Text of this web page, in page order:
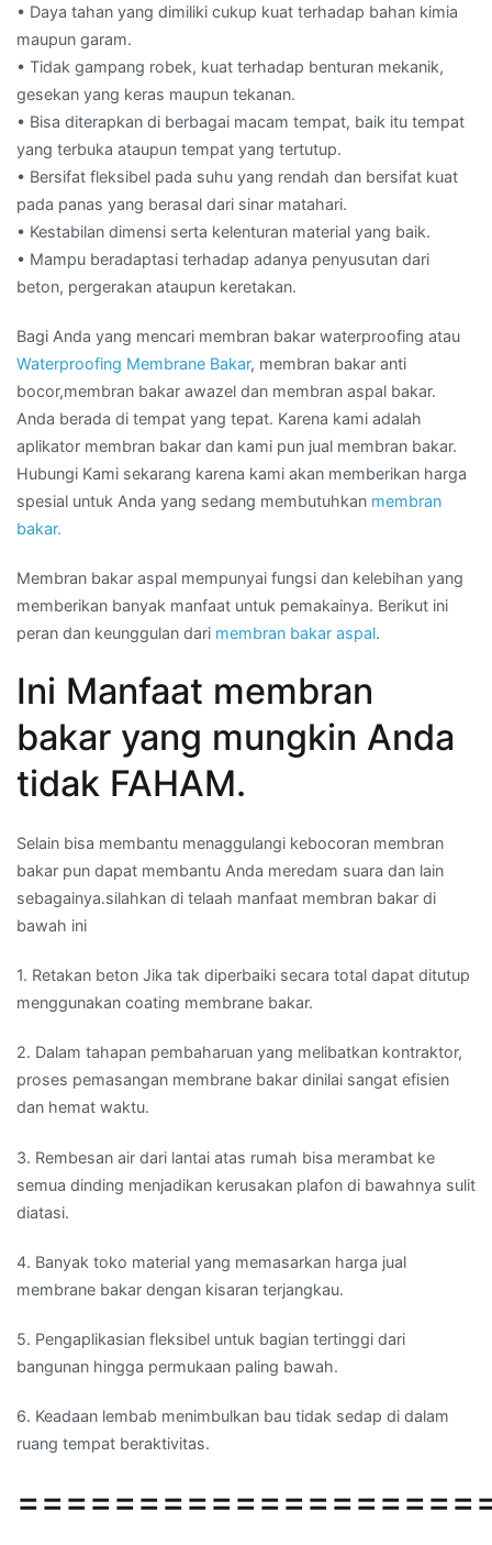
• Daya tahan yang dimiliki cukup kuat terhadap bahan kimia
maupun garam.
• Tidak gampang robek, kuat terhadap benturan mekanik,
gesekan yang keras maupun tekanan.
• Bisa diterapkan di berbagai macam tempat, baik itu tempat
yang terbuka ataupun tempat yang tertutup.
• Bersifat fleksibel pada suhu yang rendah dan bersifat kuat
pada panas yang berasal dari sinar matahari.
• Kestabilan dimensi serta kelenturan material yang baik.
• Mampu beradaptasi terhadap adanya penyusutan dari
beton, pergerakan ataupun keretakan.
Bagi Anda yang mencari membran bakar waterproofing atau
Waterproofing Membrane Bakar, membran bakar anti
bocor,membran bakar awazel dan membran aspal bakar.
Anda berada di tempat yang tepat. Karena kami adalah
aplikator membran bakar dan kami pun jual membran bakar.
Hubungi Kami sekarang karena kami akan memberikan harga
spesial untuk Anda yang sedang membutuhkan membran
bakar.
Membran bakar aspal mempunyai fungsi dan kelebihan yang
memberikan banyak manfaat untuk pemakainya. Berikut ini
peran dan keunggulan dari membran bakar aspal.
Ini Manfaat membran
bakar yang mungkin Anda
tidak FAHAM.
Selain bisa membantu menaggulangi kebocoran membran
bakar pun dapat membantu Anda meredam suara dan lain
sebagainya.silahkan di telaah manfaat membran bakar di
bawah ini
1. Retakan beton Jika tak diperbaiki secara total dapat ditutup
menggunakan coating membrane bakar.
2. Dalam tahapan pembaharuan yang melibatkan kontraktor,
proses pemasangan membrane bakar dinilai sangat efisien
dan hemat waktu.
3. Rembesan air dari lantai atas rumah bisa merambat ke
semua dinding menjadikan kerusakan plafon di bawahnya sulit
diatasi.
4. Banyak toko material yang memasarkan harga jual
membrane bakar dengan kisaran terjangkau.
5. Pengaplikasian fleksibel untuk bagian tertinggi dari
bangunan hingga permukaan paling bawah.
6. Keadaan lembab menimbulkan bau tidak sedap di dalam
ruang tempat beraktivitas.